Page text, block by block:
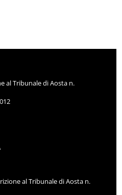
al Tribunale di Aosta n.
al Tribunale di Aosta n.